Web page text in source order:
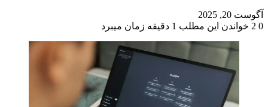
آگوست 20, 2025
0
خواندن این مطلب 1 دقیقه زمان میبرد